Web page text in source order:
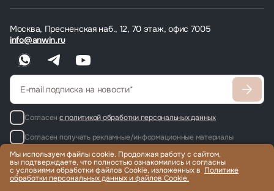
Москва, Пресненская наб., 12, 70 этаж, офис 7005
info@anwin.ru
Согласен с политикой обработки персональных данных
Согласен получать рекламные/информационные материалы
Продажа и аренда элитной недвижимости по всему миру, помощь
Мы используем файлы cookie. Продолжая работу с сайтом,
вы подтверждаете, что полностью ознакомились и согласны
с условиями обработки файлов Cookie, изложенных в Политике
обработки персональных данных и файлов Cookie.